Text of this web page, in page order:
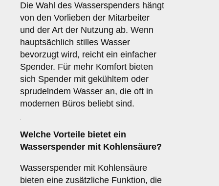
Die Wahl des Wasserspenders hängt
von den Vorlieben der Mitarbeiter
und der Art der Nutzung ab. Wenn
hauptsächlich stilles Wasser
bevorzugt wird, reicht ein einfacher
Spender. Für mehr Komfort bieten
sich Spender mit gekühltem oder
sprudelndem Wasser an, die oft in
modernen Büros beliebt sind.
Welche Vorteile bietet ein
Wasserspender mit Kohlensäure?
Wasserspender mit Kohlensäure
bieten eine zusätzliche Funktion, die